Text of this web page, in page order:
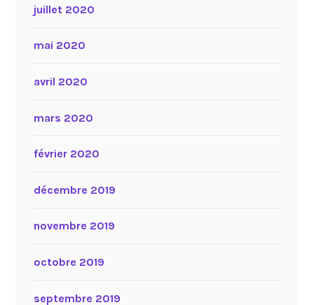
juillet 2020
mai 2020
avril 2020
mars 2020
février 2020
décembre 2019
novembre 2019
octobre 2019
septembre 2019